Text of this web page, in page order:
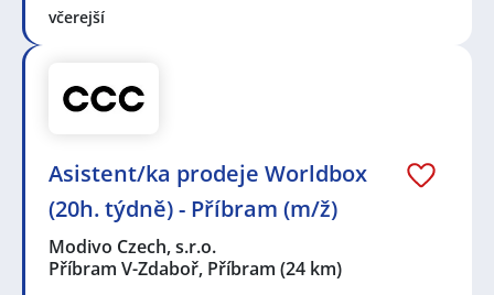
včerejší
Asistent/ka prodeje Worldbox
(20h. týdně) - Příbram (m/ž)
Modivo Czech, s.r.o.
Příbram V-Zdaboř, Příbram (24 km)